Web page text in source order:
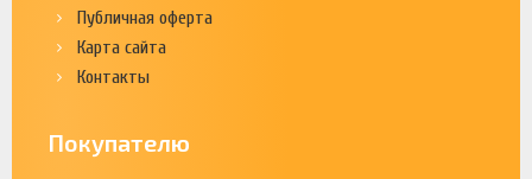
Публичная оферта
Карта сайта
Контакты
Покупателю